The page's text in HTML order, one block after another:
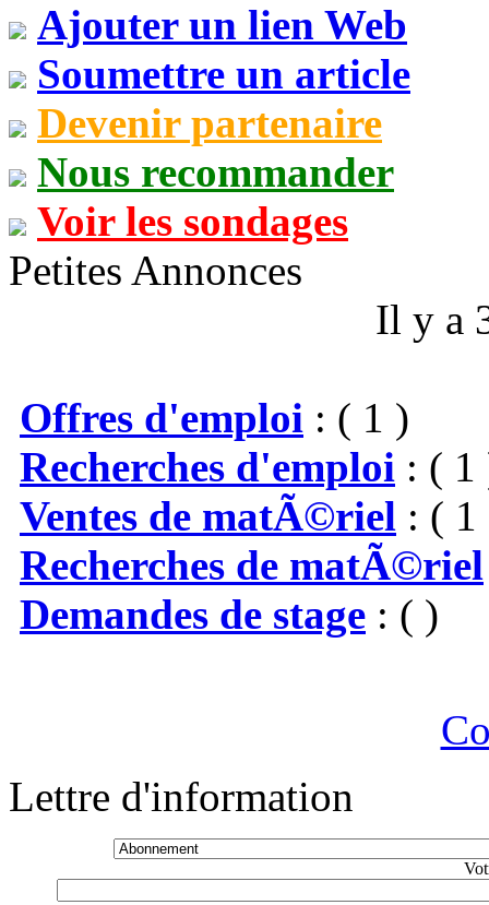
Ajouter un lien Web
Soumettre un article
Devenir partenaire
Nous recommander
Voir les sondages
Petites Annonces
Il y a
Offres d'emploi : ( 1 )
Recherches d'emploi : ( 1
Ventes de matÃ©riel : ( 1
Recherches de matÃ©riel
Demandes de stage : ( )
Lettre d'information